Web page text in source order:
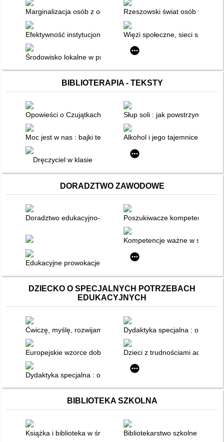
Marginalizacja osób z ograniczeniami sprawności na skutek
Rzeszowski świat osób
Efektywność instytucjonalnych form pomocy na rzecz
Więzi społeczne, sieci
Środowisko lokalne w przeciwdziałaniu ekskluzji społecznej
BIBLIOTERAPIA - TEKSTY
Opowieści o Czujątkach : ćwiczenia z empatii dla dzieci i...
Słup soli : jak powstrzymać
Moc jest w nas : bajki terapeutyczne dla dzieci i ich rodziców
Alkohol i jego tajemnice : co
Dręczyciel w klasie
DORADZTWO ZAWODOWE
Doradztwo edukacyjno-zawodowe : przykładowe rozwiązania
Poszukiwacze kompetencji"
Kompetencje ważne w szkole,
Edukacyjne prowokacje : wykorzystanie etnografii
DZIECKO O SPECJALNYCH POTRZEBACH
EDUKACYJNYCH
Ćwiczę, myślę, rozwijam się : trening mowy i myślenia u
Dydaktyka specjalna : od
Europejskie wzorce dobrej praktyki kształcenia i szkolenia
Dzieci z trudnościami
Dydaktyka specjalna : od wzorca do interpretacji
BIBLIOTEKA SZKOLNA
Książka i biblioteka w środowisku edukacyjnymBibliotekarstwo szkolne : teoria